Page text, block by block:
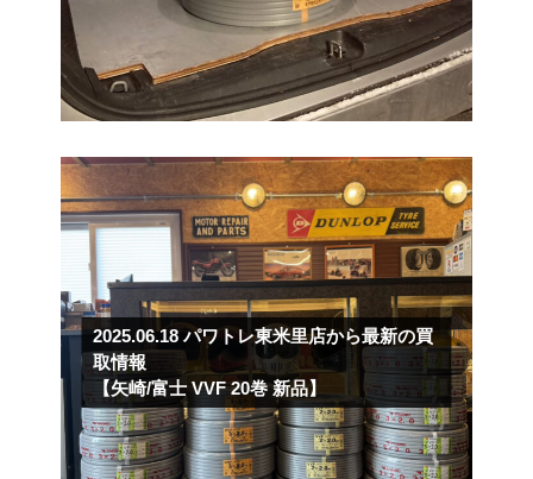
2025.06.18パワトレ東米里店から最新の買
取情報
【矢崎/富士 VVF 20巻 新品】